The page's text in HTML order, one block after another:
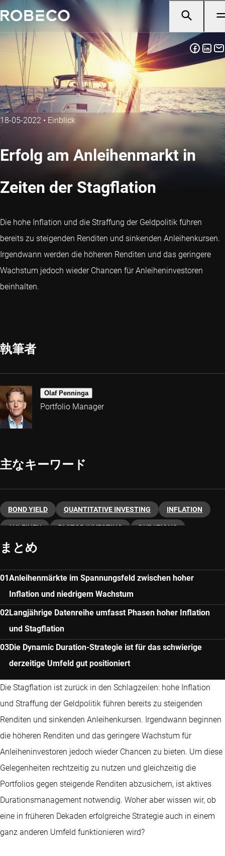
18-05-2022 • Einblick
Erfolg am Anleihenmarkt in
Zeiten der Stagflation
Die hohe Inflation und die Straffung der Geldpolitik führen
bereits zu steigenden Renditen und sinkenden Anleihenkursen.
Irgendwann werden die höheren Renditen und das geringere
Wachstum jedoch wieder Chancen für Anleiheninvestoren
beinhalten.
執筆者
Olaf Penninga
Portfolio Manager
主なキーワード
BOND YIELD QUANTITATIVE INVESTING INFLATION
ANLEIHEN FACTOR INVESTING DURATIONS
SCHULDVERSCHREIBUNGEN
まとめ
Anleihenmärkte im Spannungsfeld zwischen hoher
Inflation und niedrigem Wachstum
Langjährige Datenreihe umfasst Phasen hoher Inflation
und Stagflation
Die Dynamic Duration-Strategie ist für das schwierige
derzeitige Umfeld gut positioniert
Die Stagflation ist zurück in den Schlagzeilen: hohe Inflation
und Straffung der Geldpolitik führen bereits zu steigenden
Renditen und sinkenden Anleihenkursen. Irgendwann beginnen
die höheren Renditen und das geringere Wachstum für
Anleiheninvestoren jedoch wieder Chancen zu bieten. Um diese
Gelegenheiten rechtzeitig zu nutzen und gleichzeitig die
Portfolios gegen steigende Renditen abzusichern, ist aktives
Durationsmanagement notwendig. Woher aber wissen wir, ob
eine in früheren Dekaden erfolgreiche Strategie auch in einem
ganz anderen Umfeld funktionieren wird?